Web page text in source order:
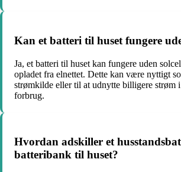
Kan et batteri til huset fungere
Ja, et batteri til huset kan fungere uden
opladet fra elnettet. Dette kan være nyttigt
strømkilde eller til at udnytte billigere strøm
forbrug.
Hvordan adskiller et
batteribank til huset?